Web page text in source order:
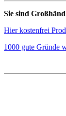
Sie sind
Hier kostenfrei
1000 gute Gründe